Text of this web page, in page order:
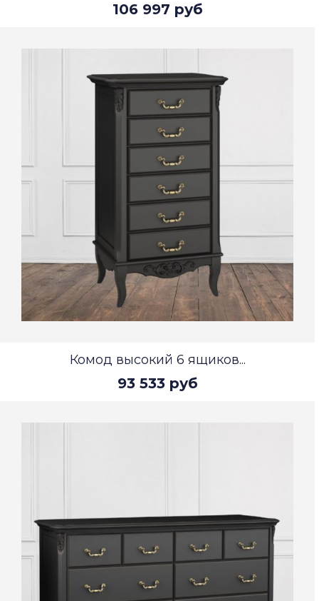
106 997 руб
Комод высокий 6 ящиков...
93 533 руб